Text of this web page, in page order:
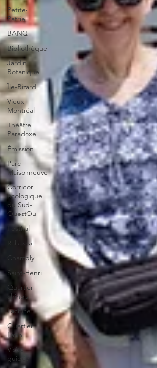
Petite-
Patrie
BANQ
Bibliothèque
Jardin
Botanique
Île-Bizard
Vieux
Montréal
Théâtre
Paradoxe
Émission
Parc
Maisonneuve
Corridor
écologique
du Sud-
OuestOu
Festival
Rabasca
Chambly
Saint-Henri
Quartier
chinois
Lachine
Quartier
Latin
Visite
guidée